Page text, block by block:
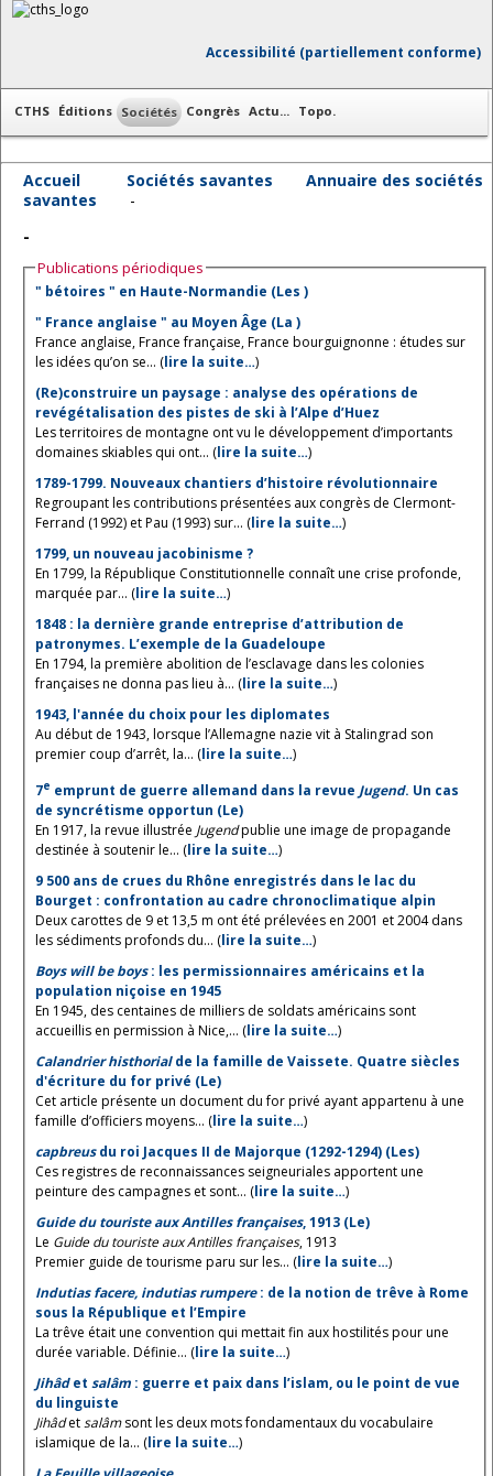
Accessibilité (partiellement conforme)
CTHS Éditions Sociétés Congrès Actu... Topo.
Accueil Sociétés savantes
Annuaire des sociétés
savantes
-
-
Publications périodiques
" bétoires " en Haute-Normandie (Les )
" France anglaise " au Moyen Âge (La )
France anglaise, France française, France bourguignonne : études sur
les idées qu’on se... (lire la suite…)
(Re)construire un paysage : analyse des opérations de
revégétalisation des pistes de ski à l’Alpe d’Huez
Les territoires de montagne ont vu le développement d’importants
domaines skiables qui ont... (lire la suite…)
1789-1799. Nouveaux chantiers d’histoire révolutionnaire
Regroupant les contributions présentées aux congrès de Clermont-
Ferrand (1992) et Pau (1993) sur... (lire la suite…)
1799, un nouveau jacobinisme ?
En 1799, la République Constitutionnelle connaît une crise profonde,
marquée par... (lire la suite…)
1848 : la dernière grande entreprise d’attribution de
patronymes. L’exemple de la Guadeloupe
En 1794, la première abolition de l’esclavage dans les colonies
françaises ne donna pas lieu à... (lire la suite…)
1943, l'année du choix pour les diplomates
Au début de 1943, lorsque l’Allemagne nazie vit à Stalingrad son
premier coup d’arrêt, la... (lire la suite…)
7e emprunt de guerre allemand dans la revue Jugend. Un cas
de syncrétisme opportun (Le)
En 1917, la revue illustrée Jugendpublie une image de propagande
destinée à soutenir le... (lire la suite…)
9 500 ans de crues du Rhône enregistrés dans le lac du
Bourget : confrontation au cadre chronoclimatique alpin
Deux carottes de 9 et 13,5 m ont été prélevées en 2001 et 2004 dans
les sédiments profonds du... (lire la suite…)
Boys will be boys: les permissionnaires américains et la
population niçoise en 1945
En 1945, des centaines de milliers de soldats américains sont
accueillis en permission à Nice,... (lire la suite…)
Calandrier histhorialde la famille de Vaissete. Quatre siècles
d'écriture du for privé (Le)
Cet article présente un document du for privé ayant appartenu à une
famille d’officiers moyens... (lire la suite…)
capbreusdu roi Jacques II de Majorque (1292-1294) (Les)
Ces registres de reconnaissances seigneuriales apportent une
peinture des campagnes et sont... (lire la suite…)
Guide du touriste aux Antilles françaises
, 1913 (Le)
Le Guide du touriste aux Antilles françaises, 1913
Premier guide de tourisme paru sur les... (lire la suite…)
Indutias facere, indutias rumpere: de la notion de trêve à Rome
sous la République et l’Empire
La trêve était une convention qui mettait fin aux hostilités pour une
durée variable. Définie... (lire la suite…)
Jihâdet salâm : guerre et paix dans l’islam, ou le point de vue
du linguiste
Jihâdetsalâmsont les deux mots fondamentaux du vocabulaire
islamique de la... (lire la suite…)